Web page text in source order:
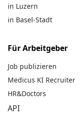
in Luzern
in Basel-Stadt
Für Arbeitgeber
Job publizieren
Medicus KI Recruiter
HR&Doctors
API